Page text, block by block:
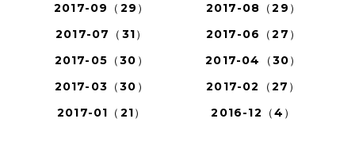
2017-09（29）
2017-08（29）
2017-07（31）
2017-06（27）
2017-05（30）
2017-04（30）
2017-03（30）
2017-02（27）
2017-01（21）
2016-12（4）